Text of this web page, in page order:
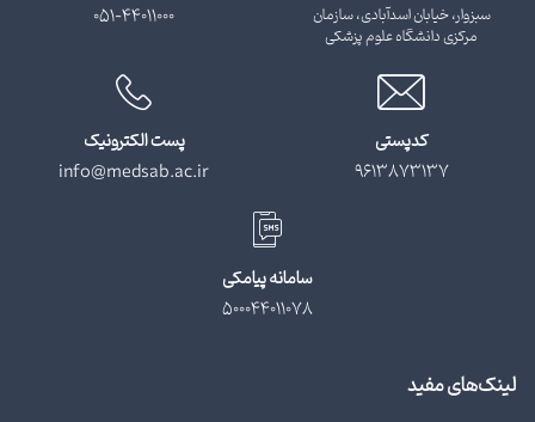
سبزوار، خیابان اسدآبادی، سازمان
مرکزی دانشگاه علوم پزشکی
051-44011000
کدپستی
9613873137
پست الکترونیک
info@medsab.ac.ir
سامانه پیامکی
500044011078
لینک‌های مفید